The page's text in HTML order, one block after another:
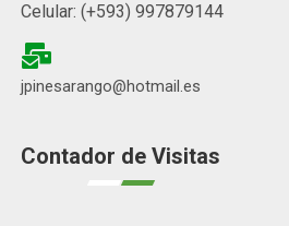
Celular: (+593) 997879144
jpinesarango@hotmail.es
Contador de Visitas